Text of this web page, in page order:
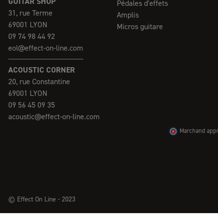
31, rue Terme
69001 LYON
09 74 98 44 92
eol@effect-on-line.com
ACOUSTIC CORNER
20, rue Constantine
69001 LYON
09 56 45 09 35
acoustic@effect-on-line.com
Pédales d'effets
Amplis
Micros guitare
Marchand
© Effect On Line - 2023